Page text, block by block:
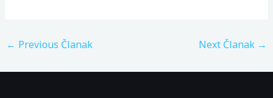
← Previous Članak Next Članak →